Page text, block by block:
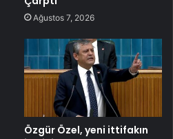
Ağustos 7, 2026
Özgür Özel, yeni ittifakın